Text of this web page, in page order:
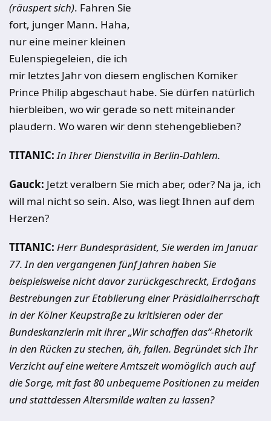
(räuspert sich). Fahren Sie
fort, junger Mann. Haha,
nur eine meiner kleinen
Eulenspiegeleien, die ich
mir letztes Jahr von diesem englischen Komiker
Prince Philip abgeschaut habe. Sie dürfen natürlich
hierbleiben, wo wir gerade so nett miteinander
plaudern. Wo waren wir denn stehengeblieben?
TITANIC: In Ihrer Dienstvilla in Berlin-Dahlem.
Gauck: Jetzt veralbern Sie mich aber, oder? Na ja, ich
will mal nicht so sein. Also, was liegt Ihnen auf dem
Herzen?
TITANIC: Herr Bundespräsident, Sie werden im Januar
77. In den vergangenen fünf Jahren haben Sie
beispielsweise nicht davor zurückgeschreckt, Erdoğans
Bestrebungen zur Etablierung einer Präsidialherrschaft
in der Kölner Keupstraße zu kritisieren oder der
Bundeskanzlerin mit ihrer „Wir schaffen das“-Rhetorik
in den Rücken zu stechen, äh, fallen. Begründet sich Ihr
Verzicht auf eine weitere Amtszeit womöglich auch auf
die Sorge, mit fast 80 unbequeme Positionen zu meiden
und stattdessen Altersmilde walten zu lassen?